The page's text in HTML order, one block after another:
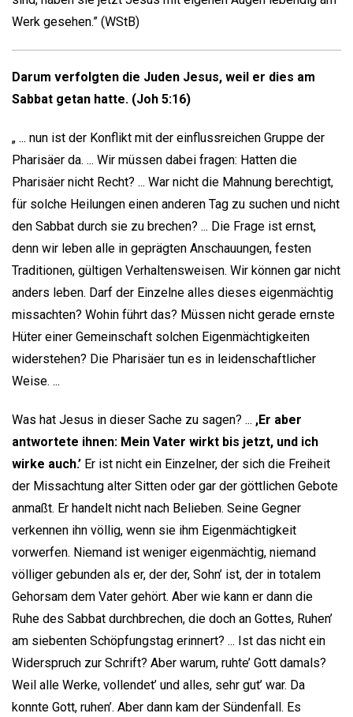
Werk gesehen.” (WStB)
Darum verfolgten die Juden Jesus, weil er dies am
Sabbat getan hatte. (Joh 5:16)
„ ... nun ist der Konflikt mit der einflussreichen Gruppe der
Pharisäer da. ... Wir müssen dabei fragen: Hatten die
Pharisäer nicht Recht? ... War nicht die Mahnung berechtigt,
für solche Heilungen einen anderen Tag zu suchen und nicht
den Sabbat durch sie zu brechen? ... Die Frage ist ernst,
denn wir leben alle in geprägten Anschauungen, festen
Traditionen, gültigen Verhaltensweisen. Wir können gar nicht
anders leben. Darf der Einzelne alles dieses eigenmächtig
missachten? Wohin führt das? Müssen nicht gerade ernste
Hüter einer Gemeinschaft solchen Eigenmächtigkeiten
widerstehen? Die Pharisäer tun es in leidenschaftlicher
Weise. ...
Was hat Jesus in dieser Sache zu sagen? ... ,Er aber
antwortete ihnen: Mein Vater wirkt bis jetzt, und ich
wirke auch.’ Er ist nicht ein Einzelner, der sich die Freiheit
der Missachtung alter Sitten oder gar der göttlichen Gebote
anmaßt. Er handelt nicht nach Belieben. Seine Gegner
verkennen ihn völlig, wenn sie ihm Eigenmächtigkeit
vorwerfen. Niemand ist weniger eigenmächtig, niemand
völliger gebunden als er, der der, Sohn’ ist, der in totalem
Gehorsam dem Vater gehört. Aber wie kann er dann die
Ruhe des Sabbat durchbrechen, die doch an Gottes, Ruhen’
am siebenten Schöpfungstag erinnert? ... Ist das nicht ein
Widerspruch zur Schrift? Aber warum, ruhte’ Gott damals?
Weil alle Werke, vollendet’ und alles, sehr gut’ war. Da
konnte Gott, ruhen’. Aber dann kam der Sündenfall. Es